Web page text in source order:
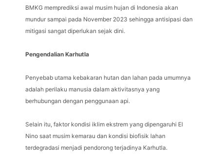
BMKG memprediksi awal musim hujan di Indonesia akan
mundur sampai pada November 2023 sehingga antisipasi dan
mitigasi sangat diperlukan sejak dini.
Pengendalian Karhutla
Penyebab utama kebakaran hutan dan lahan pada umumnya
adalah perilaku manusia dalam aktivitasnya yang
berhubungan dengan penggunaan api.
Selain itu, faktor kondisi iklim ekstrem yang dipengaruhi El
Nino saat musim kemarau dan kondisi biofisik lahan
terdegradasi menjadi pendorong terjadinya Karhutla.